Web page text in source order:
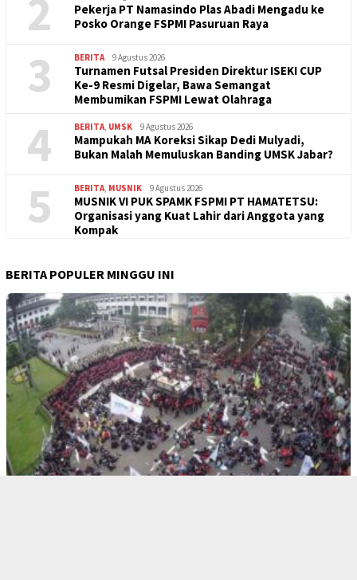
2
Pekerja PT Namasindo Plas Abadi Mengadu ke
Posko Orange FSPMI Pasuruan Raya
3 BERITA 9 Agustus 2026
Turnamen Futsal Presiden Direktur ISEKI CUP
Ke-9 Resmi Digelar, Bawa Semangat
Membumikan FSPMI Lewat Olahraga
4 BERITA, UMSK 9 Agustus 2026
Mampukah MA Koreksi Sikap Dedi Mulyadi,
Bukan Malah Memuluskan Banding UMSK Jabar?
5 BERITA, MUSNIK 9 Agustus 2026
MUSNIK VI PUK SPAMK FSPMI PT HAMATETSU:
Organisasi yang Kuat Lahir dari Anggota yang
Kompak
BERITA POPULER MINGGU INI